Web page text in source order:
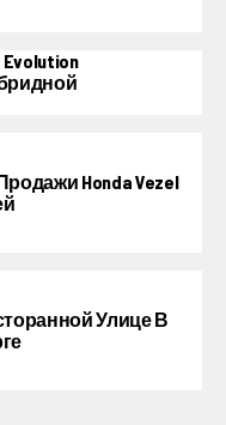
Honda Vezel
Улице В